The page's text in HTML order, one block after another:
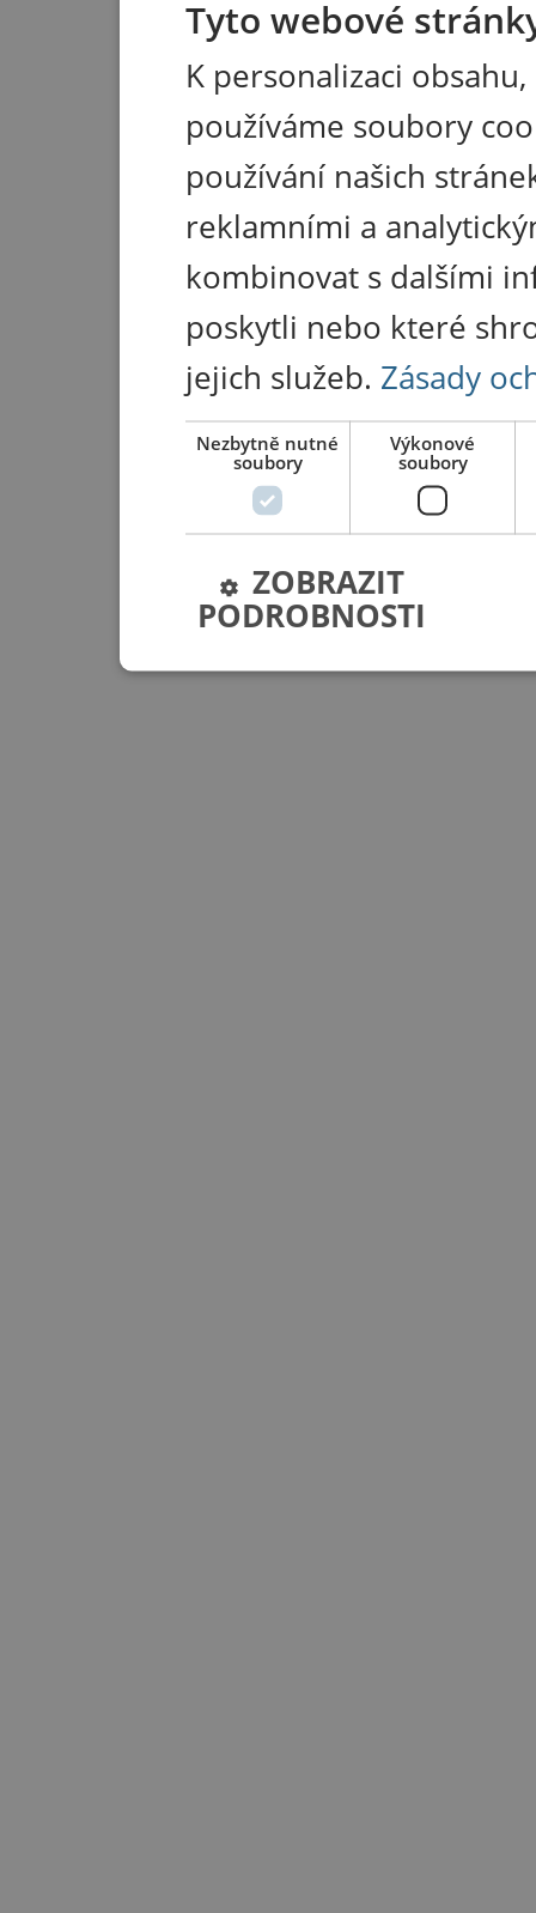
Tyto webové
K personalizaci
používáme soubory
používání našich
reklamními a
kombinovat s dalšími
poskytli nebo které
jejich služeb. Zásady
Nezbytně nutné
soubory
Výkonové
soubory
ZOBRAZIT
PODROBNOSTI